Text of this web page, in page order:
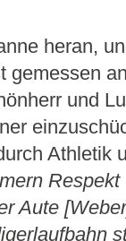
heran,
gemessen
und
Athletik
Aute